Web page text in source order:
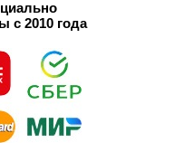
с 2010 года